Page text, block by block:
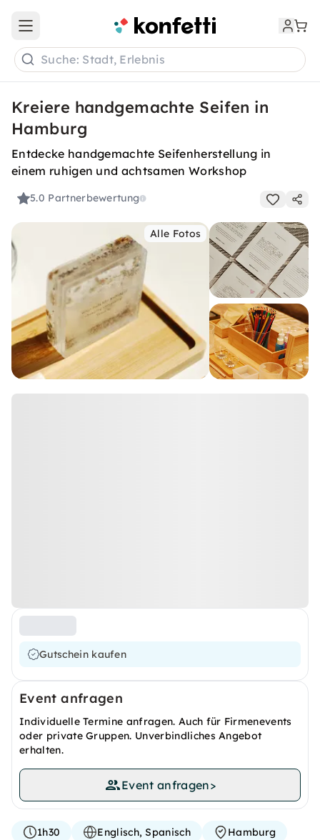
Open main menu
Suche: Stadt, Erlebnis
Kreiere handgemachte Seifen in
Hamburg
Entdecke handgemachte Seifenherstellung in
einem ruhigen und achtsamen Workshop
5.0 Partnerbewertung
Alle Fotos
Gutschein kaufen
Event anfragen
Individuelle Termine anfragen. Auch für Firmenevents
oder private Gruppen. Unverbindliches Angebot
erhalten.
Event anfragen>
1h30 Englisch, Spanisch Hamburg